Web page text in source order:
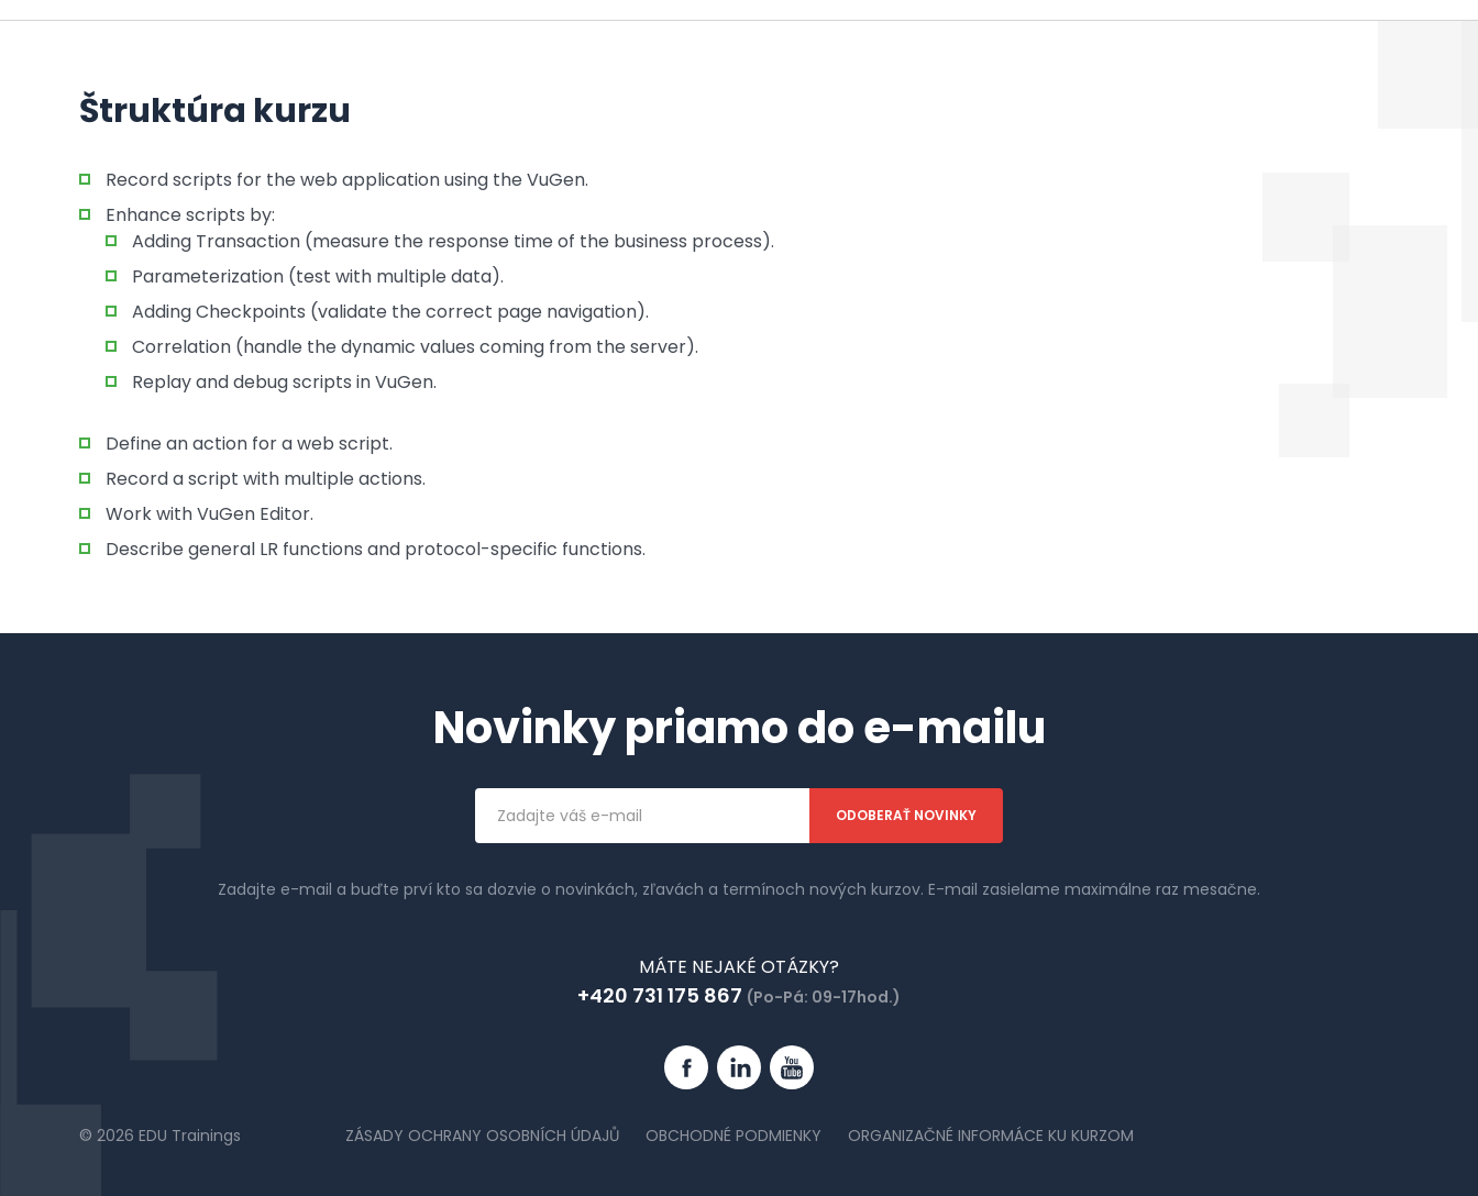
Štruktúra kurzu
Record scripts for the web application using the VuGen.
Enhance scripts by:
Adding Transaction (measure the response time of the business process).
Parameterization (test with multiple data).
Adding Checkpoints (validate the correct page navigation).
Correlation (handle the dynamic values coming from the server).
Replay and debug scripts in VuGen.
Define an action for a web script.
Record a script with multiple actions.
Work with VuGen Editor.
Describe general LR functions and protocol-specific functions.
Novinky priamo do e-mailu
Emailová
adresa
Zadajte e-mail a buďte prví kto sa dozvie o novinkách, zľavách a termínoch nových kurzov. E-mail zasielame maximálne raz mesačne.
MÁTE NEJAKÉ OTÁZKY?
+420 731 175 867 (Po-Pá: 09-17hod.)
FacebookLinkedinYouTube
ZÁSADY OCHRANY OSOBNÍCH ÚDAJŮ OBCHODNÉ PODMIENKY ORGANIZAČNÉ INFORMÁCE KU KURZOM
© 2026 EDU Trainings